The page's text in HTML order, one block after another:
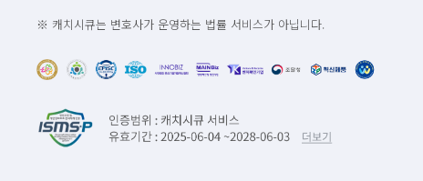
※ 캐치시큐는 변호사가 운영하는 법률 서비스가 아닙니다.